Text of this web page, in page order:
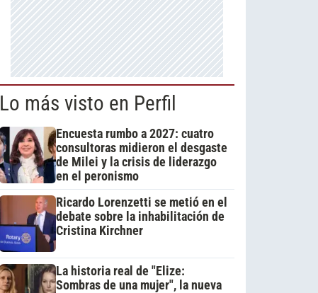
Lo más visto en Perfil
Encuesta rumbo a 2027: cuatro
consultoras midieron el desgaste
de Milei y la crisis de liderazgo
en el peronismo
Ricardo Lorenzetti se metió en el
debate sobre la inhabilitación de
Cristina Kirchner
La historia real de "Elize:
Sombras de una mujer", la nueva